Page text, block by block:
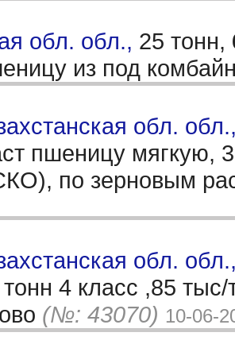
обл. обл., 25 тонн,
из под
обл.
пшеницу мягкую,
по зерновым
обл.
4 класс ,85
(№: 43070) 10-06-